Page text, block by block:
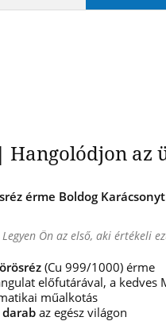
az
érme Boldog
Legyen Ön az első, aki értékeli
(Cu 999/1000) érme
előfutárával, a kedves
műalkotás
darab az egész világon